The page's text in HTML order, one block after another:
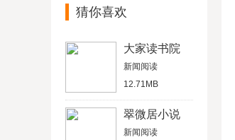
猜你喜欢
大家读书院
新闻阅读
12.71MB
翠微居小说
新闻阅读